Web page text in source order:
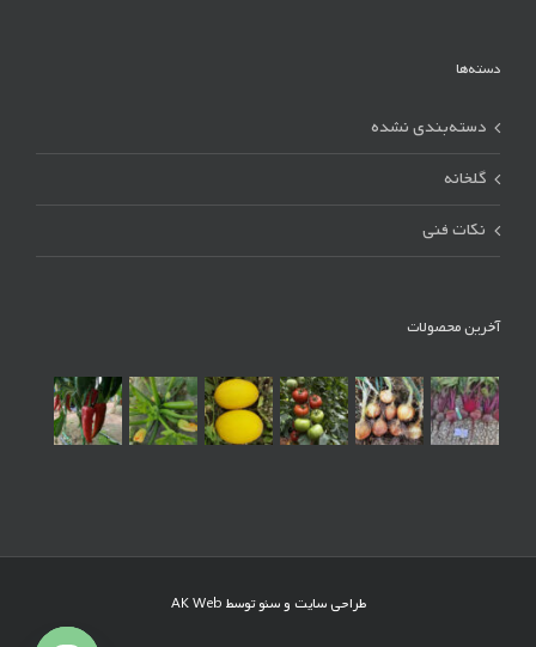
دسته‌ها
دسته‌بندی نشده
گلخانه
نکات فنی
آخرین محصولات
طراحی سایت و سئو توسط AK Web